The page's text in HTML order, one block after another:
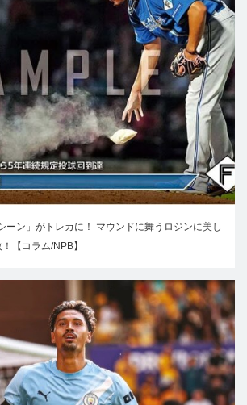
ーン」がトレカに！ マウンドに舞うロジンに美し
【コラム/NPB】